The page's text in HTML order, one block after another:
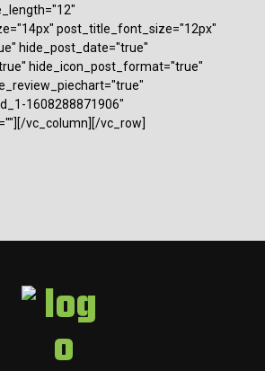
post_title_font_size="12px"
hide_post_date="true"
hide_icon_post_format="true"
1608288871906"
vc_column][/vc_row]